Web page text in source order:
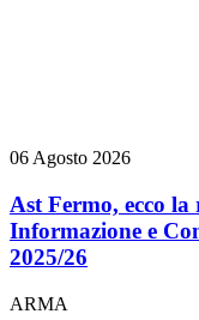
06 Agosto 2026
Ast Fermo, ecco
Informazione e
2025/26
ARMA